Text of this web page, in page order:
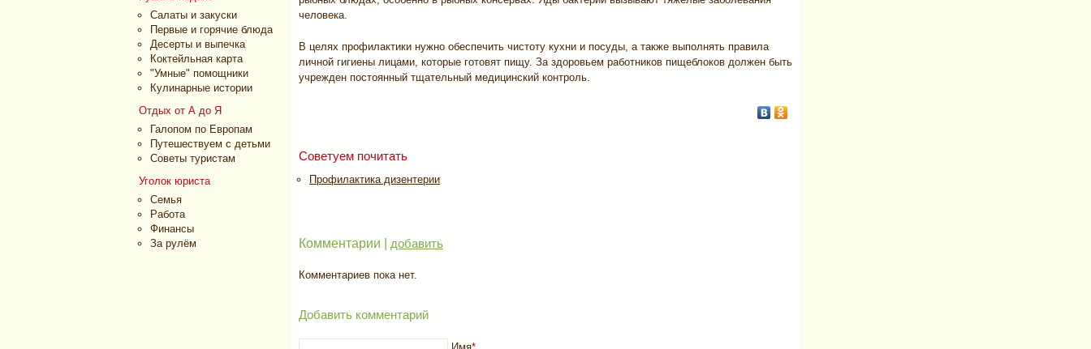
Салаты и закуски
Первые и горячие блюда
Десерты и выпечка
Коктейльная карта
"Умные" помощники
Кулинарные истории
Отдых от А до Я
Галопом по Европам
Путешествуем с детьми
Советы туристам
Уголок юриста
Семья
Работа
Финансы
За рулём
человека.
В целях профилактики нужно обеспечить чистоту кухни и посуды, а также выполнять правила
личной гигиены лицами, которые готовят пищу. За здоровьем работников пищеблоков должен быть
учрежден постоянный тщательный медицинский контроль.
Советуем почитать
Профилактика дизентерии
Комментарии | добавить
Комментариев пока нет.
Добавить комментарий